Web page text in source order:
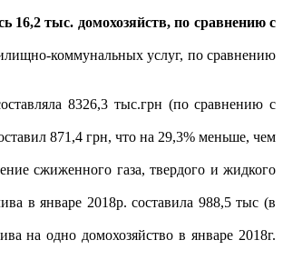
16,2 тыс. домохозяйств, по сравнению с
коммунальных услуг, по сравнению
8326,3 тыс.грн (по сравнению с
871,4 грн, что на 29,3% меньше, чем
сжиженного газа, твердого и жидкого
в январе 2018р. составила 988,5 тыс (в
на одно домохозяйство в январе 2018г.